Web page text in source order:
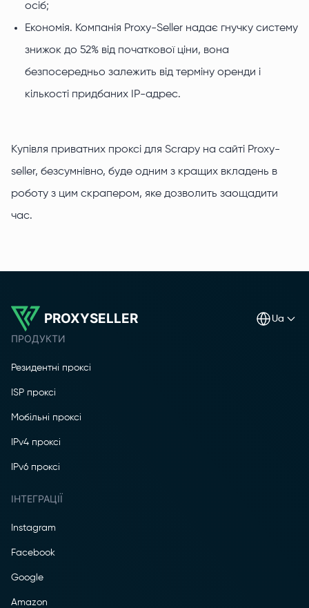
осіб;
Економія. Компанія Proxy-Seller надає гнучку систему
знижок до 52% від початкової ціни, вона
безпосередньо залежить від терміну оренди і
кількості придбаних IP-адрес.
Купівля приватних проксі для Scrapy на сайті Proxy-
seller, безсумнівно, буде одним з кращих вкладень в
роботу з цим скрапером, яке дозволить заощадити
час.
PROXYSELLER ua
ПРОДУКТИ
Резидентні проксі
ISP проксі
Мобільні проксі
IPv4 проксі
IPv6 проксі
ІНТЕГРАЦІЇ
Instagram
Facebook
Google
Amazon